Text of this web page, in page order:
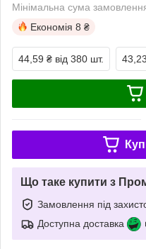
Мінімальна сума
Економія 8 ₴
44,59 ₴ від 380 шт.
Що таке купити з
Замовлення під
Доступна доставка